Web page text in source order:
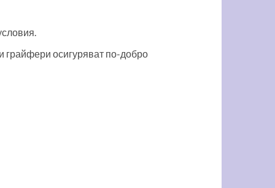
грайфери осигуряват по-добро